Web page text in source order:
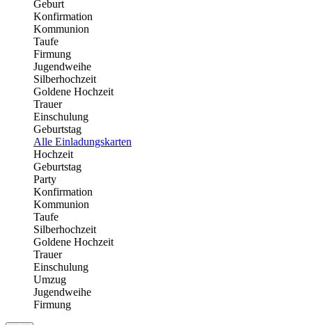
Geburt
Konfirmation
Kommunion
Taufe
Firmung
Jugendweihe
Silberhochzeit
Goldene Hochzeit
Trauer
Einschulung
Geburtstag
Alle Einladungskarten
Hochzeit
Geburtstag
Party
Konfirmation
Kommunion
Taufe
Silberhochzeit
Goldene Hochzeit
Trauer
Einschulung
Umzug
Jugendweihe
Firmung